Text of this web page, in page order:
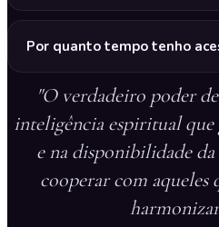
Por quanto tempo tenho
"O verdadeiro poder
inteligência espiritual que
e na disponibilidade
cooperar com aqueles